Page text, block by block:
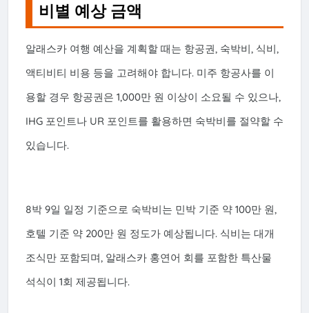
비별 예상 금액
알래스카 여행 예산을 계획할 때는 항공권, 숙박비, 식비,
액티비티 비용 등을 고려해야 합니다. 미주 항공사를 이
용할 경우 항공권은 1,000만 원 이상이 소요될 수 있으나,
IHG 포인트나 UR 포인트를 활용하면 숙박비를 절약할 수
있습니다.
8박 9일 일정 기준으로 숙박비는 민박 기준 약 100만 원,
호텔 기준 약 200만 원 정도가 예상됩니다. 식비는 대개
조식만 포함되며, 알래스카 홍연어 회를 포함한 특산물
석식이 1회 제공됩니다.